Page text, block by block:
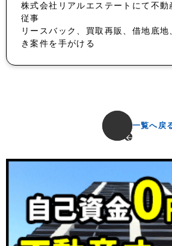
株式会社リアルエステートにて不動
従事
リースバック、買取再販、借地底地
き案件を手がける
一覧へ戻